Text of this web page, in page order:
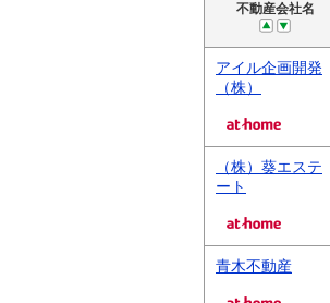
不動産会社名
アイル企画開発
（株）
（株）葵エステ
ート
青木不動産